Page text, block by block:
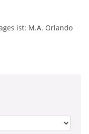
ist: M.A. Orlando